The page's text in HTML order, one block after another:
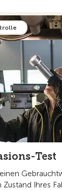
Test
Zustand Ihres